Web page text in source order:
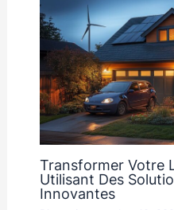
Transformer Votre
Utilisant Des
Innovantes